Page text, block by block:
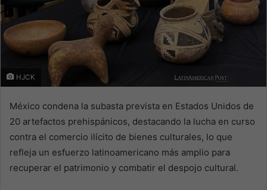
HJCK
México condena la subasta prevista en Estados Unidos de
20 artefactos prehispánicos, destacando la lucha en curso
contra el comercio ilícito de bienes culturales, lo que
refleja un esfuerzo latinoamericano más amplio para
recuperar el patrimonio y combatir el despojo cultural.